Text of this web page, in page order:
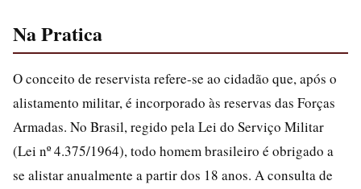
Na Pratica
O conceito de reservista refere-se ao cidadão que, após o
alistamento militar, é incorporado às reservas das Forças
Armadas. No Brasil, regido pela Lei do Serviço Militar
(Lei nº 4.375/1964), todo homem brasileiro é obrigado a
se alistar anualmente a partir dos 18 anos. A consulta de